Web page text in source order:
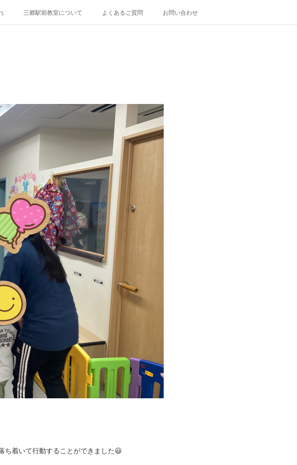
三郷駅前教室について よくあるご質問 お問い合わせ
ち着いて行動することができました😃